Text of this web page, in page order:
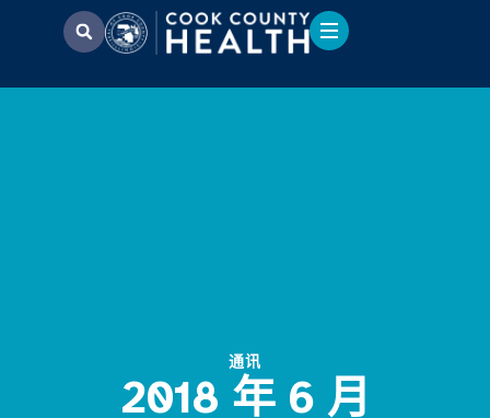
通讯
2018 年 6 月